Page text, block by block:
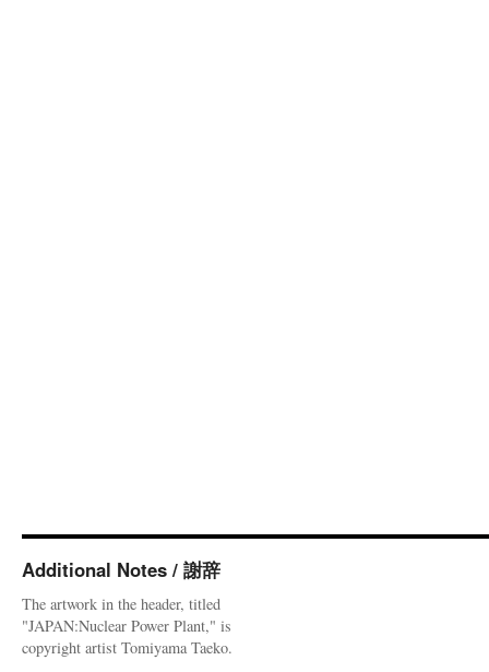
Additional Notes / 謝辞
The artwork in the header, titled
"JAPAN:Nuclear Power Plant," is
copyright artist Tomiyama Taeko.